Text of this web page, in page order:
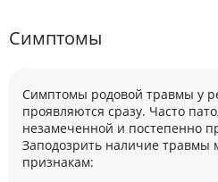
Симптомы
Симптомы родовой травмы у
проявляются сразу. Часто
незамеченной и постепенно
Заподозрить наличие
признакам: